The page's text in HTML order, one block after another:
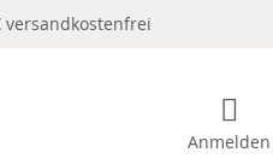
Anmelden